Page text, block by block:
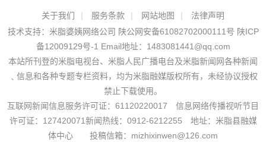
关于我们 | 服务条款 | 网站地图 |
法律声明
技术支持： 米脂婆姨网络公司 陕公网安备61082702000111号 陕ICP
备12009129号-1 Email地址： 1483081441@qq.com
本站所刊登的米脂电视台、米脂人民广播电台及米脂新闻网各种新闻
﹑信息和各种专题专栏资料，均为米脂融媒版权所有，未经协议授权
禁止下载使用。
互联网新闻信息服务许可证：61120220017 信息网络传播视听节目
许可证：127420071新闻热线：0912-6212255 地址：米脂县融媒
体中心 投稿信箱：mizhixinwen@126.com